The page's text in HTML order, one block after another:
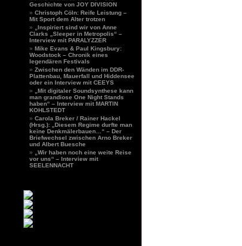
Geschichte von JOY DIVISION
Christoph Cöln: Reife Leistung –
Mit Sport dem Alter trotzen
„Inspiriert sind wir von Anne
Clarks „Sleeper in Metropolis“ –
Interview mit PARALYZZER
Mike Evans & Paul Kingsbury:
Woodstock – Chronik eines
legendären Festivals
Zwischen den Wänden im DDR-
Plattenbau, Mauerfall und Hiddensee
oder ein Interview mit CEEYS
„Mit digitaler Soundsynthese kann
man grandiose One Night Stands
haben“ – Interview mit MARTIN
KOHLSTEDT
Carola Breker / Rainer Hackel
(Hrsg.): „Diesem Regime durfte man
keine Denkmälerbauen…“ – Der
Briefwechsel zwischen Arno Breker
und Albert Buesche
„Wir haben noch eine weite Reise
vor uns“ – Interview mit
SEELENNACHT